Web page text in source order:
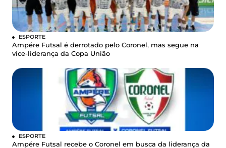
ESPORTE
Ampére Futsal é derrotado pelo Coronel, mas segue na
vice-liderança da Copa União
ESPORTE
Ampére Futsal recebe o Coronel em busca da liderança da